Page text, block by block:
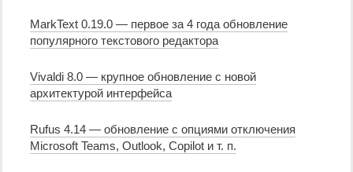
MarkText 0.19.0 — первое за 4 года обновление
популярного текстового редактора
Vivaldi 8.0 — крупное обновление с новой
архитектурой интерфейса
Rufus 4.14 — обновление с опциями отключения
Microsoft Teams, Outlook, Copilot и т. п.